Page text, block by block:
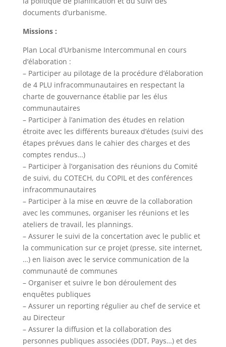
documents d’urbanisme.
Missions :
Plan Local d’Urbanisme Intercommunal en cours
d’élaboration :
– Participer au pilotage de la procédure d’élaboration
de 4 PLU infracommunautaires en respectant la
charte de gouvernance établie par les élus
communautaires
– Participer à l’animation des études en relation
étroite avec les différents bureaux d’études (suivi des
étapes prévues dans le cahier des charges et des
comptes rendus…)
– Participer à l’organisation des réunions du Comité
de suivi, du COTECH, du COPIL et des conférences
infracommunautaires
– Participer à la mise en œuvre de la collaboration
avec les communes, organiser les réunions et les
ateliers de travail, les plannings.
– Assurer le suivi de la concertation avec le public et
la communication sur ce projet (presse, site internet,
…) en liaison avec le service communication de la
communauté de communes
– Organiser et suivre le bon déroulement des
enquêtes publiques
– Assurer un reporting régulier au chef de service et
au Directeur
– Assurer la diffusion et la collaboration des
personnes publiques associées (DDT, Pays…) et des